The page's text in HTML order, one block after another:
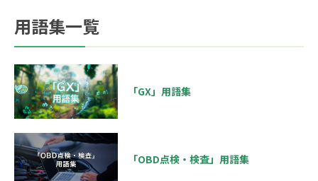
用語集一覧
「GX」用語集
「OBD点検・検査」用語集